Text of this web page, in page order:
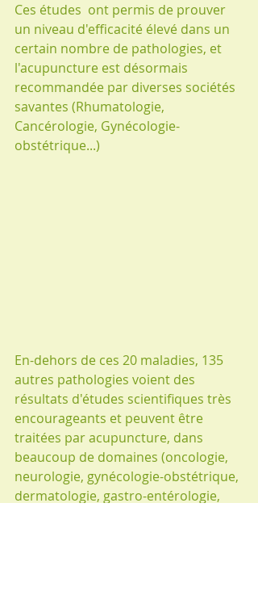
Ces études  ont permis de prouver
un niveau d'efficacité élevé dans un
certain nombre de pathologies, et
l'acupuncture est désormais
recommandée par diverses sociétés
savantes (Rhumatologie,
Cancérologie, Gynécologie-
obstétrique...)
En-dehors de ces 20 maladies, 135
autres pathologies voient des
résultats d'études scientifiques très
encourageants et peuvent être
traitées par acupuncture, dans
beaucoup de domaines (oncologie,
neurologie, gynécologie-obstétrique,
dermatologie, gastro-entérologie,